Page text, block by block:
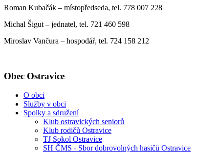
Roman Kubačák – místopředseda, tel. 778 007 228
Michal Šigut – jednatel, tel. 721 460 598
Miroslav Vančura – hospodář, tel. 724 158 212
Obec Ostravice
O obci
Služby v obci
Spolky a sdružení
Klub ostravických seniorů
Klub rodičů Ostravice
TJ Sokol Ostravice
SH ČMS - Sbor dobrovolných hasičů Ostravice